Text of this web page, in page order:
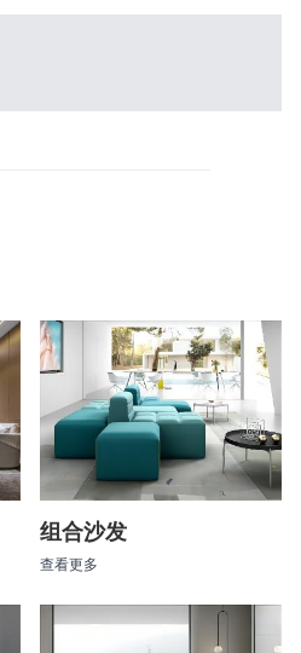
组合沙发
查看更多